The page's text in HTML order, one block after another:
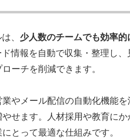
、 少人数のチームでも効率
情報を自動で収集・整理し
ーチを削減できます。
やメール配信の自動化機能
せます。人材採用や教育に
とって最適な仕組みです。